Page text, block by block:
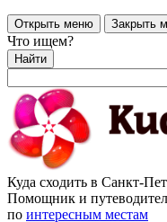
Открыть меню Закрыть
Что ищем?
Найти
Куда сходить в Санкт-
Помощник и
по интересным местам